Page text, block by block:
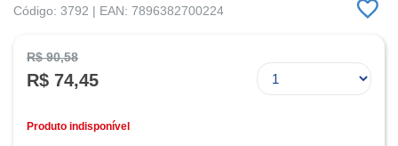
Código: 3792 | EAN: 7896382700224
R$ 90,58
R$ 74,45
Produto indisponível